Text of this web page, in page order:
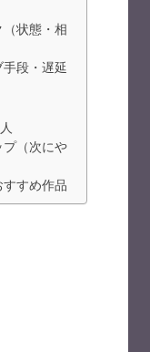
状態・相
段・遅延
（次にや
すめ作品